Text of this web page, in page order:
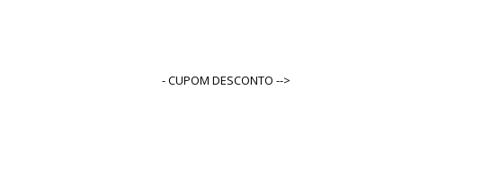
- CUPOM DESCONTO -->